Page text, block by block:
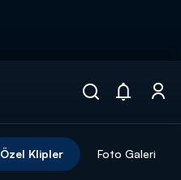
Özel Klipler Foto Galeri